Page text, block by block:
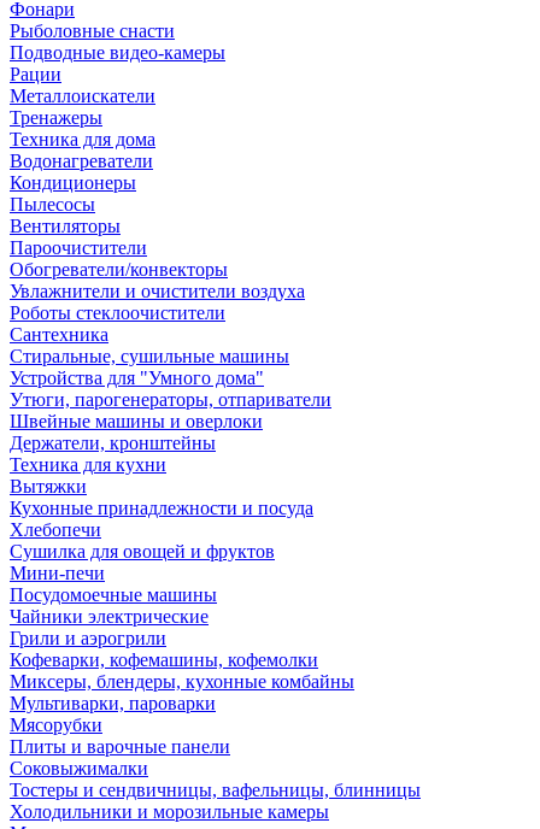
Фонари
Рыболовные снасти
Подводные видео-камеры
Рации
Металлоискатели
Тренажеры
Техника для дома
Водонагреватели
Кондиционеры
Пылесосы
Вентиляторы
Пароочистители
Обогреватели/конвекторы
Увлажнители и очистители воздуха
Роботы стеклоочистители
Сантехника
Стиральные, сушильные машины
Устройства для "Умного дома"
Утюги, парогенераторы, отпариватели
Швейные машины и оверлоки
Держатели, кронштейны
Техника для кухни
Вытяжки
Кухонные принадлежности и посуда
Хлебопечи
Сушилка для овощей и фруктов
Мини-печи
Посудомоечные машины
Чайники электрические
Грили и аэрогрили
Кофеварки, кофемашины, кофемолки
Миксеры, блендеры, кухонные комбайны
Мультиварки, пароварки
Мясорубки
Плиты и варочные панели
Соковыжималки
Тостеры и сендвичницы, вафельницы, блинницы
Холодильники и морозильные камеры